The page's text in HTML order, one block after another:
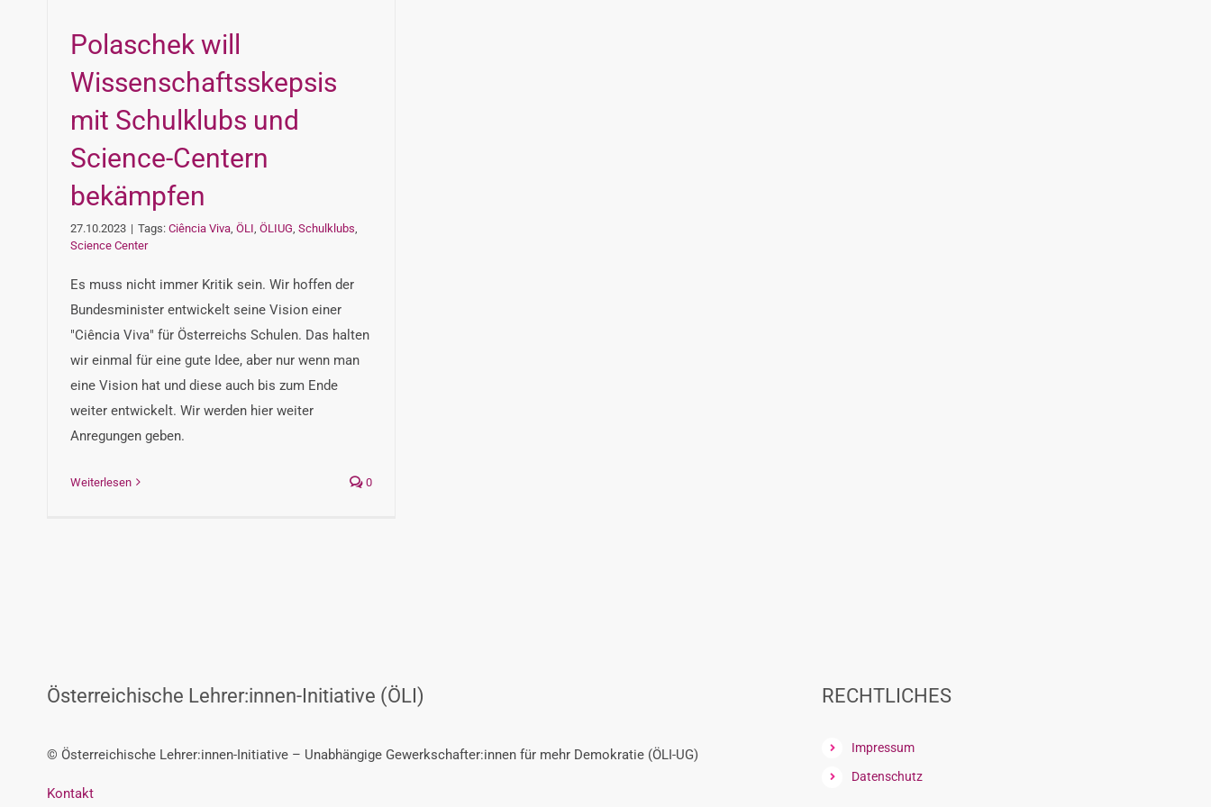
Polaschek will
Wissenschaftsskepsis
mit Schulklubs und
Science-Centern
bekämpfen
27.10.2023 | Tags: Ciência Viva ÖLI ÖLIUG Schulklubs
Science Center
Es muss nicht immer Kritik sein. Wir hoffen der
Bundesminister entwickelt seine Vision einer
"Ciência Viva" für Österreichs Schulen. Das halten
wir einmal für eine gute Idee, aber nur wenn man
eine Vision hat und diese auch bis zum Ende
weiter entwickelt. Wir werden hier weiter
Anregungen geben.
Weiterlesen 0
Österreichische Lehrer:innen-Initiative (ÖLI)
© Österreichische Lehrer:innen-Initiative – Unabhängige Gewerkschafter:innen für mehr Demokratie (ÖLI-UG)
Kontakt
RECHTLICHES
Impressum
Datenschutz